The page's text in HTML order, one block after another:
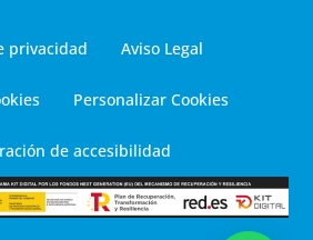
privacidad Aviso Legal
Personalizar Cookies
de accesibilidad